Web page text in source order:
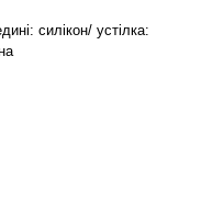
силікон/ устілка: